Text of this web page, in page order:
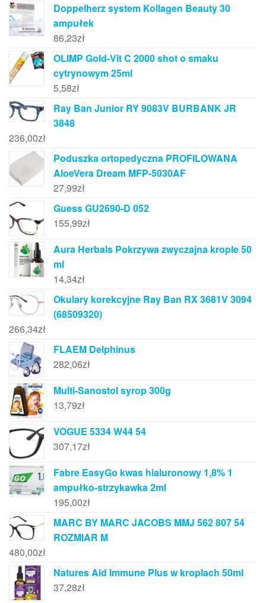
Doppelherz system Kollagen Beauty 30
ampułek
86,23zł
OLIMP Gold-Vit C 2000 shot o smaku
cytrynowym 25ml
5,58zł
Ray Ban Junior RY 9083V BURBANK JR
3848
236,00zł
Poduszka ortopedyczna PROFILOWANA
AloeVera Dream MFP-5030AF
27,99zł
Guess GU2690-D 052
155,99zł
Aura Herbals Pokrzywa zwyczajna krople 50
ml
14,34zł
Okulary korekcyjne Ray Ban RX 3681V 3094
(68509320)
266,34zł
FLAEM Delphinus
282,06zł
Multi-Sanostol syrop 300g
13,79zł
VOGUE 5334 W44 54
307,17zł
Fabre EasyGo kwas hialuronowy 1,8% 1
ampułko-strzykawka 2ml
195,00zł
MARC BY MARC JACOBS MMJ 562 807 54
ROZMIAR M
480,00zł
Natures Aid Immune Plus w kroplach 50ml
37,28zł